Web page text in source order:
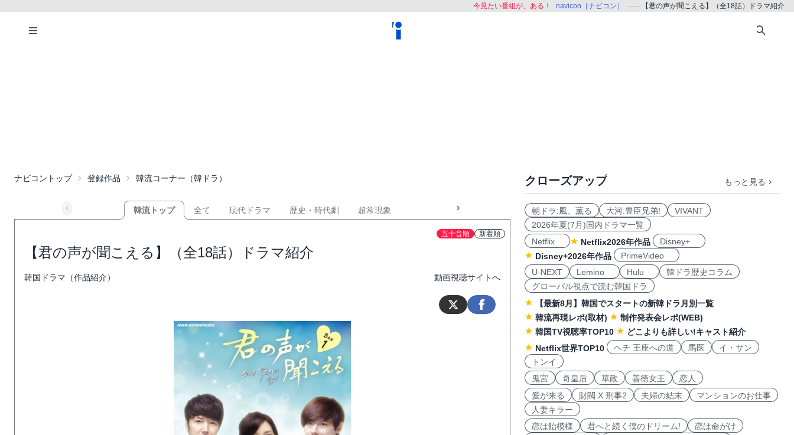
今見たい番組が、ある！ navicon［ナビコン］ 【君の声が聞こえる】（全18話）ドラマ紹介
ナビコントップ 登録作品 韓流コーナー（韓ドラ）
韓流トップ 全て 現代ドラマ 歴史・時代劇 超常現象
五十音順 新着順
【君の声が聞こえる】（全18話）ドラマ紹介
韓国ドラマ（作品紹介） 動画視聴サイトへ
クローズアップ もっと見る
朝ドラ:風、薫る 大河:豊臣兄弟!
VIVANT
2026年夏(7月)国内ドラマ一覧
Netflix
Netflix2026年作品
Disney+
Disney+2026年作品
PrimeVideo
U-NEXT
Lemino Hulu
韓ドラ歴史コラム
グローバル視点で読む韓国ドラ
【最新8月】韓国でスタートの新韓ドラ月別一覧
韓流再現レポ(取材)
制作発表会レポ(WEB)
韓国TV視聴率TOP10
どこよりも詳しい!キャスト紹介
Netflix世界TOP10
ヘチ 王座への道 馬医
イ・サン
トンイ
鬼宮
奇皇后 華政 善徳女王
恋人
愛が来る
財閥 X 刑事2 夫婦の結末
マンションのお仕事
人妻キラー
恋は飴模様
君へと続く僕のドリーム!
恋は命がけ